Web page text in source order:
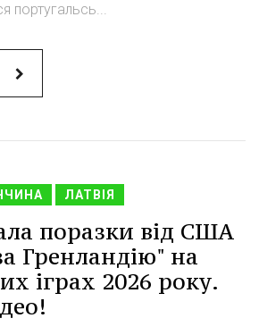
португальсь...
ЛАТВІЯ
поразки від США
Гренландію" на
іграх 2026 року.